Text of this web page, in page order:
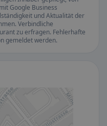
Google Business
und Aktualität der
Verbindliche
zu erfragen. Fehlerhafte
gemeldet werden.